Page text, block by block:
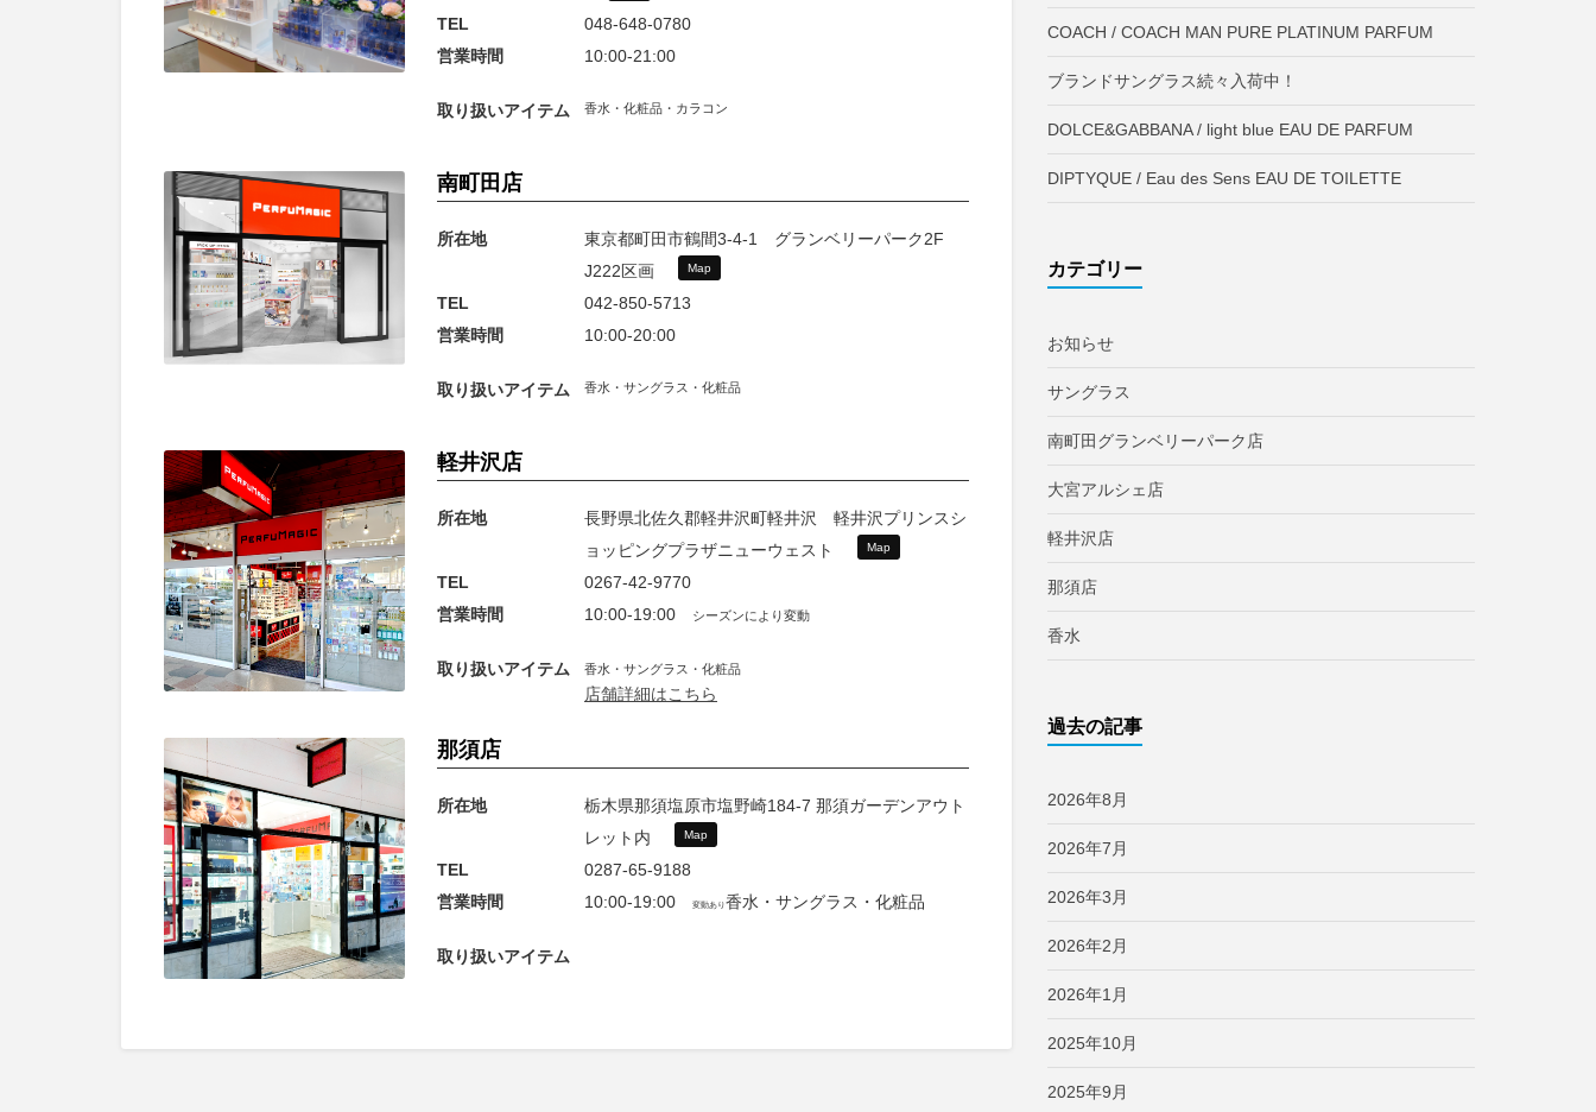
TEL
048-648-0780
営業時間
取り扱いアイテム
10:00-21:00
香水・化粧品・カラコン
南町田店
所在地
東京都町田市鶴間3-4-1 グランベリーパーク2F
J222区画
Map
TEL
042-850-5713
営業時間
取り扱いアイテム
10:00-20:00
香水・サングラス・化粧品
軽井沢店
所在地
長野県北佐久郡軽井沢町軽井沢 軽井沢プリンスシ
ョッピングプラザニューウェスト
Map
TEL
0267-42-9770
営業時間
取り扱いアイテム
10:00-19:00 シーズンにより変動
香水・サングラス・化粧品
店舗詳細はこちら
那須店
所在地
栃木県那須塩原市塩野崎184-7 那須ガーデンアウト
レット内
Map
TEL
0287-65-9188
営業時間
取り扱いアイテム
10:00-19:00 変動あり香水・サングラス・化粧品
COACH / COACH MAN PURE PLATINUM PARFUM
ブランドサングラス続々入荷中！
DOLCE&GABBANA / light blue EAU DE PARFUM
DIPTYQUE / Eau des Sens EAU DE TOILETTE
カテゴリー
お知らせ
サングラス
南町田グランベリーパーク店
大宮アルシェ店
軽井沢店
那須店
香水
過去の記事
2026年8月
2026年7月
2026年3月
2026年2月
2026年1月
2025年10月
2025年9月